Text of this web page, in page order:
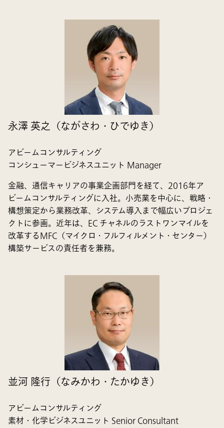
永澤 英之（ながさわ・ひでゆき）
アビームコンサルティング
コンシューマービジネスユニット Manager
金融、通信キャリアの事業企画部門を経て、2016年ア
ビームコンサルティングに入社。小売業を中心に、戦略・
構想策定から業務改革、システム導入まで幅広いプロジェ
クトに参画。近年は、EC チャネルのラストワンマイルを
改革するMFC（マイクロ・フルフィルメント・センター）
構築サービスの責任者を兼務。
並河 隆行（なみかわ・たかゆき）
アビームコンサルティング
素材・化学ビジネスユニット Senior Consultant